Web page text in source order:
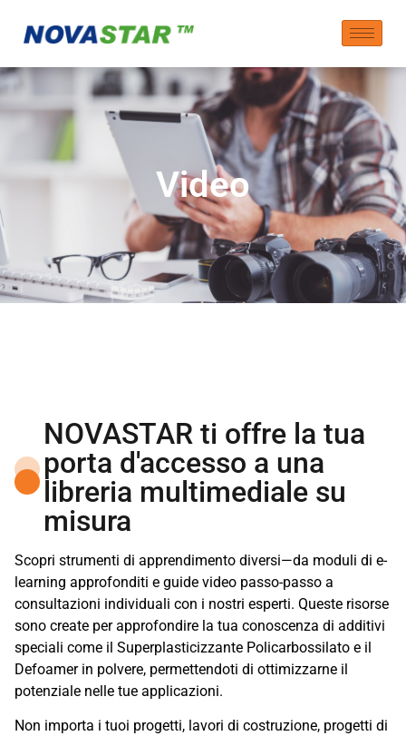
Video
NOVASTAR ti offre la tua
porta d'accesso a una
libreria multimediale su
misura
Scopri strumenti di apprendimento diversi—da moduli di e-
learning approfonditi e guide video passo-passo a
consultazioni individuali con i nostri esperti. Queste risorse
sono create per approfondire la tua conoscenza di additivi
speciali come il Superplasticizzante Policarbossilato e il
Defoamer in polvere, permettendoti di ottimizzarne il
potenziale nelle tue applicazioni.
Non importa i tuoi progetti, lavori di costruzione, progetti di